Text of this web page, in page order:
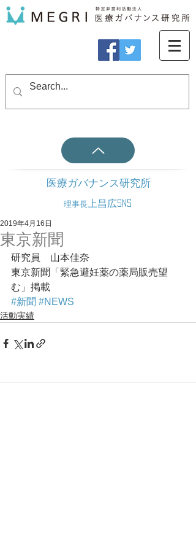
医療ガバナンス研究所
理事長 上昌広SNS
東京新聞
2019年4月16日
研究員　山本佳奈
東京新聞「緊急避妊薬の薬局販売望
む」掲載
#新聞 #NEWS
活動実績